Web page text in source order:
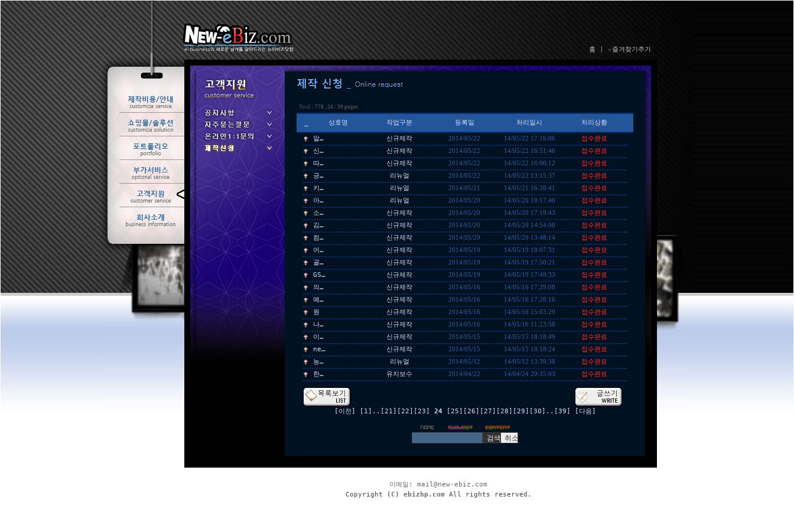
Total : 778 , 24 / 39 pages
상호명 작업구분 등록일 처리일시 처리상황
알… 신규제작 2014/05/22 14/05/22 17:16:06
접수완료
신…
신규제작 2014/05/22 14/05/22 16:51:46
접수완료
따…
신규제작 2014/05/22 14/05/22 16:00:12
접수완료
긍…
리뉴얼 2014/05/22 14/05/22 13:15:37
접수완료
키…
리뉴얼 2014/05/21 14/05/21 16:38:41
접수완료
아…
리뉴얼 2014/05/20 14/05/20 19:17:46
접수완료
소…
신규제작 2014/05/20 14/05/20 17:19:43
접수완료
김…
신규제작 2014/05/20 14/05/20 14:54:08
접수완료
컴…
신규제작 2014/05/20 14/05/20 13:48:14
접수완료
어…
신규제작 2014/05/19 14/05/19 18:07:31
접수완료
골…
신규제작 2014/05/19 14/05/19 17:50:21
접수완료
GS…
신규제작 2014/05/19 14/05/19 17:49:33
접수완료
의…
신규제작 2014/05/16 14/05/16 17:29:08
접수완료
예…
신규제작 2014/05/16 14/05/16 17:28:16
접수완료
원
신규제작 2014/05/16 14/05/16 15:03:29
접수완료
나…
신규제작 2014/05/16 14/05/16 11:23:58
접수완료
이…
신규제작 2014/05/15 14/05/15 18:18:49
접수완료
ne…
신규제작 2014/05/15 14/05/15 18:18:24
접수완료
농…
리뉴얼 2014/05/12 14/05/12 13:39:38
접수완료
한…
유지보수 2014/04/22 14/04/24 20:35:03 접수완료
[이전] [1] .. [21] [22] [23] 24 [25] [26] [27] [28] [29] [30] .. [39] [다음]
이메일: mail@new-ebiz.com
Copyright
(C) ebizhp.comAll rights reserved.
홈 ☆즐겨찾기추가
ㆍ 공지사항
ㆍ 자주묻는질문
ㆍ 온라인1:1문의
ㆍ 제작신청